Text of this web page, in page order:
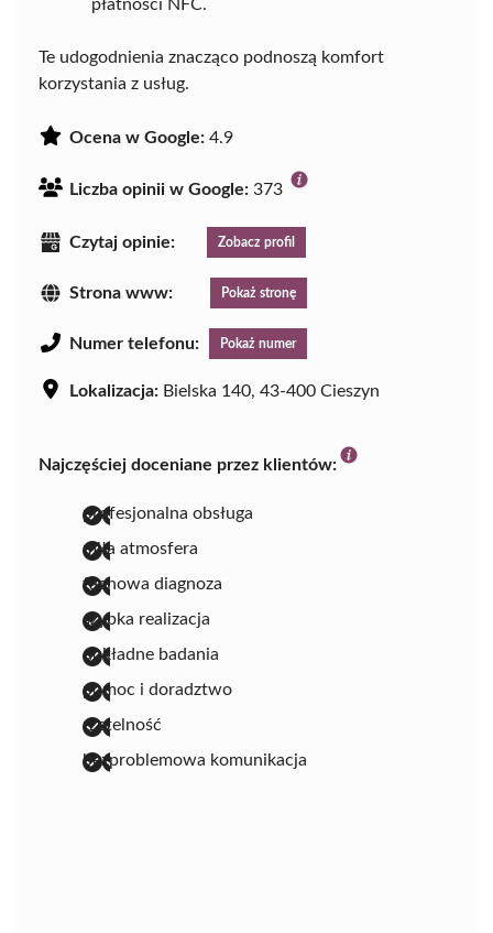
płatności NFC.
Te udogodnienia znacząco podnoszą komfort
korzystania z usług.
Ocena w Google: 4.9
Liczba opinii w Google: 373
Czytaj opinie: Zobacz profil
Strona www: Pokaż stronę
Numer telefonu: Pokaż numer
Lokalizacja: Bielska 140, 43-400 Cieszyn
Najczęściej doceniane przez klientów:
profesjonalna obsługa
miła atmosfera
fachowa diagnoza
szybka realizacja
dokładne badania
pomoc i doradztwo
rzetelność
bezproblemowa komunikacja